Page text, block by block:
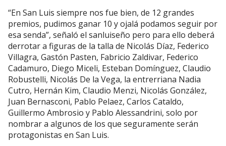
“En San Luis siempre nos fue bien, de 12 grandes
premios, pudimos ganar 10 y ojalá podamos seguir por
esa senda”, señaló el sanluiseño pero para ello deberá
derrotar a figuras de la talla de Nicolás Díaz, Federico
Villagra, Gastón Pasten, Fabricio Zaldivar, Federico
Cadamuro, Diego Miceli, Esteban Domínguez, Claudio
Robustelli, Nicolás De la Vega, la entrerriana Nadia
Cutro, Hernán Kim, Claudio Menzi, Nicolás González,
Juan Bernasconi, Pablo Pelaez, Carlos Cataldo,
Guillermo Ambrosio y Pablo Alessandrini, solo por
nombrar a algunos de los que seguramente serán
protagonistas en San Luis.